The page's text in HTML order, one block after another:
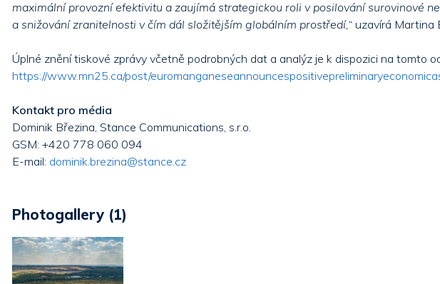
maximální provozní efektivitu a zaujímá strategickou roli v posilování surovinové
a snižování zranitelnosti v čím dál složitějším globálním prostředí,“uzavírá Martina
Úplné znění tiskové zprávy včetně podrobných dat a analýz je k dispozici na tomto
https://www.mn25.ca/post/
Kontakt pro média
Dominik Březina, Stance Communications, s.r.o.
GSM: +420 778 060 094
E-mail: dominik.brezina@stance.cz
Photogallery (1)